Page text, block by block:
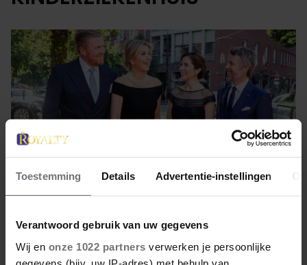
Toestemming Details Advertentie-instellingen
Verantwoord gebruik van uw gegevens
Wij en onze 1022 partners verwerken je persoonlijke
22 juni 2022